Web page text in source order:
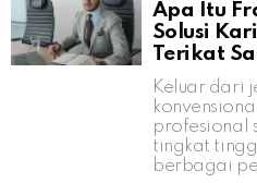
Apa Itu
Solusi
Terikat
Keluar dari
profesional
tingkat
berbagai